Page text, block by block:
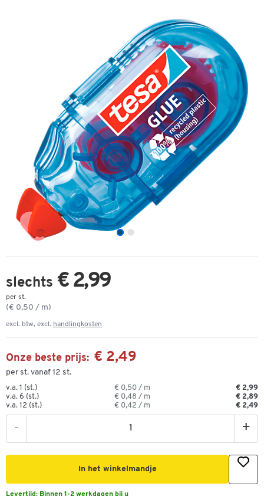
slechts € 2,99
per st.
(€ 0,50 / m)
excl. btw, excl. handlingkosten
Onze beste prijs: € 2,49
per st. vanaf 12 st.
v.a. 1 (st.) € 0,50 / m
€ 2,99
v.a. 6 (st.)
€ 0,48 / m
€ 2,89
v.a. 12 (st.)
€ 0,42 / m € 2,49
- +
In het winkelmandje
Levertijd: Binnen 1-2 werkdagen bij u